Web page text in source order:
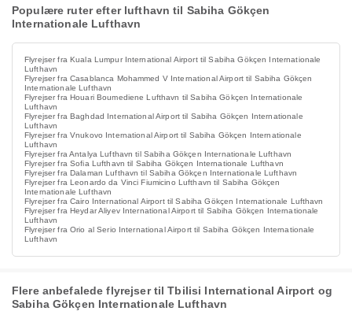
Populære ruter efter lufthavn til Sabiha Gökçen
Internationale Lufthavn
Flyrejser fra Kuala Lumpur International Airport til Sabiha Gökçen Internationale
Lufthavn
Flyrejser fra Casablanca Mohammed V International Airport til Sabiha Gökçen
Internationale Lufthavn
Flyrejser fra Houari Boumediene Lufthavn til Sabiha Gökçen Internationale
Lufthavn
Flyrejser fra Baghdad International Airport til Sabiha Gökçen Internationale
Lufthavn
Flyrejser fra Vnukovo International Airport til Sabiha Gökçen Internationale
Lufthavn
Flyrejser fra Antalya Lufthavn til Sabiha Gökçen Internationale Lufthavn
Flyrejser fra Sofia Lufthavn til Sabiha Gökçen Internationale Lufthavn
Flyrejser fra Dalaman Lufthavn til Sabiha Gökçen Internationale Lufthavn
Flyrejser fra Leonardo da Vinci Fiumicino Lufthavn til Sabiha Gökçen
Internationale Lufthavn
Flyrejser fra Cairo International Airport til Sabiha Gökçen Internationale Lufthavn
Flyrejser fra Heydar Aliyev International Airport til Sabiha Gökçen Internationale
Lufthavn
Flyrejser fra Orio al Serio International Airport til Sabiha Gökçen Internationale
Lufthavn
Flere anbefalede flyrejser til Tbilisi International Airport og
Sabiha Gökçen Internationale Lufthavn